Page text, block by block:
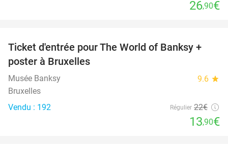
26,90€
37%
Ticket d'entrée pour The World of Banksy +
poster à Bruxelles
Musée Banksy 9.6 star
Bruxelles
Vendu : 192
Régulier 22€
13,90€